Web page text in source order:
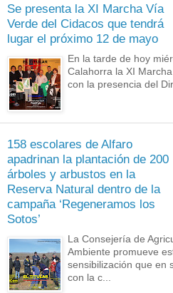
Se presenta la XI Marcha Vía
Verde del Cidacos que tendrá
lugar el próximo 12 de mayo
En la tarde de hoy
Calahorra la XI
con la presencia del
158 escolares de Alfaro
apadrinan la plantación de 200
árboles y arbustos en la
Reserva Natural dentro de la
campaña ‘Regeneramos los
Sotos’
La Consejería de
Ambiente promueve
sensibilización que en
con la c...